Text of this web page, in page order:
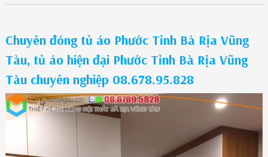
Chuyên đóng tủ áo Phước Tỉnh Bà Rịa Vũng
Tàu, tủ áo hiện đại Phước Tỉnh Bà Rịa Vũng
Tàu chuyên nghiệp 08.678.95.828